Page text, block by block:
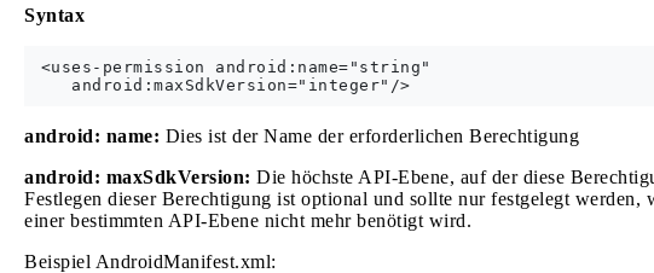
Syntax
<uses-permission android:name="string"
android: name: Dies ist der Name der erforderlichen Berechtigung
android: maxSdkVersion: Die höchste API-Ebene, auf der diese
Festlegen dieser Berechtigung ist optional und sollte nur festgelegt
einer bestimmten API-Ebene nicht mehr benötigt wird.
Beispiel AndroidManifest.xml: